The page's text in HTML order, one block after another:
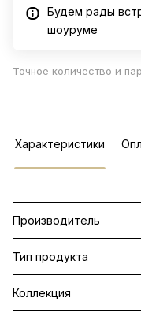
Будем рады
шоуруме
Точное количество и
Характеристики
Производитель
Тип продукта
Коллекция